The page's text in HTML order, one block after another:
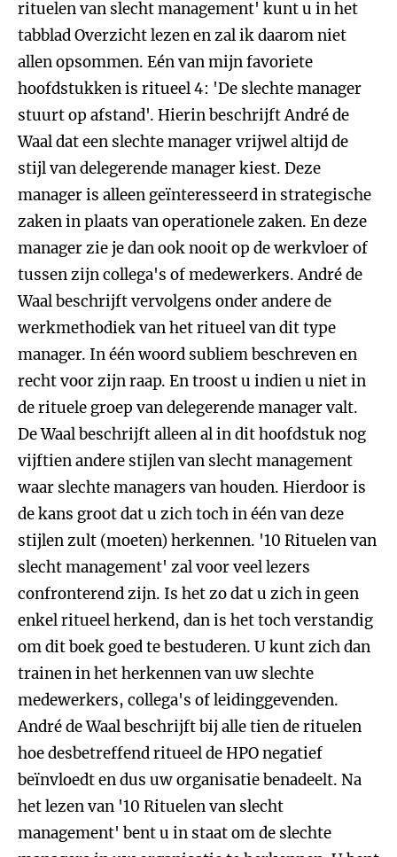
rituelen van slecht management' kunt u in het
tabblad Overzicht lezen en zal ik daarom niet
allen opsommen. Eén van mijn favoriete
hoofdstukken is ritueel 4: 'De slechte manager
stuurt op afstand'. Hierin beschrijft André de
Waal dat een slechte manager vrijwel altijd de
stijl van delegerende manager kiest. Deze
manager is alleen geïnteresseerd in strategische
zaken in plaats van operationele zaken. En deze
manager zie je dan ook nooit op de werkvloer of
tussen zijn collega's of medewerkers. André de
Waal beschrijft vervolgens onder andere de
werkmethodiek van het ritueel van dit type
manager. In één woord subliem beschreven en
recht voor zijn raap. En troost u indien u niet in
de rituele groep van delegerende manager valt.
De Waal beschrijft alleen al in dit hoofdstuk nog
vijftien andere stijlen van slecht management
waar slechte managers van houden. Hierdoor is
de kans groot dat u zich toch in één van deze
stijlen zult (moeten) herkennen. '10 Rituelen van
slecht management' zal voor veel lezers
confronterend zijn. Is het zo dat u zich in geen
enkel ritueel herkend, dan is het toch verstandig
om dit boek goed te bestuderen. U kunt zich dan
trainen in het herkennen van uw slechte
medewerkers, collega's of leidinggevenden.
André de Waal beschrijft bij alle tien de rituelen
hoe desbetreffend ritueel de HPO negatief
beïnvloedt en dus uw organisatie benadeelt. Na
het lezen van '10 Rituelen van slecht
management' bent u in staat om de slechte